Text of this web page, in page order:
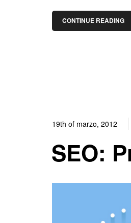
CONTINUE READING
19th of marzo, 2012
SEO: